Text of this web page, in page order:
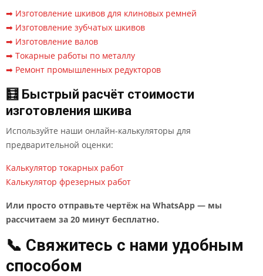
➡ Изготовление шкивов для клиновых ремней
➡ Изготовление зубчатых шкивов
➡ Изготовление валов
➡ Токарные работы по металлу
➡ Ремонт промышленных редукторов
🧮 Быстрый расчёт стоимости
изготовления шкива
Используйте наши онлайн-калькуляторы для
предварительной оценки:
Калькулятор токарных работ
Калькулятор фрезерных работ
Или просто отправьте чертёж на WhatsApp — мы
рассчитаем за 20 минут бесплатно.
📞 Свяжитесь с нами удобным
способом